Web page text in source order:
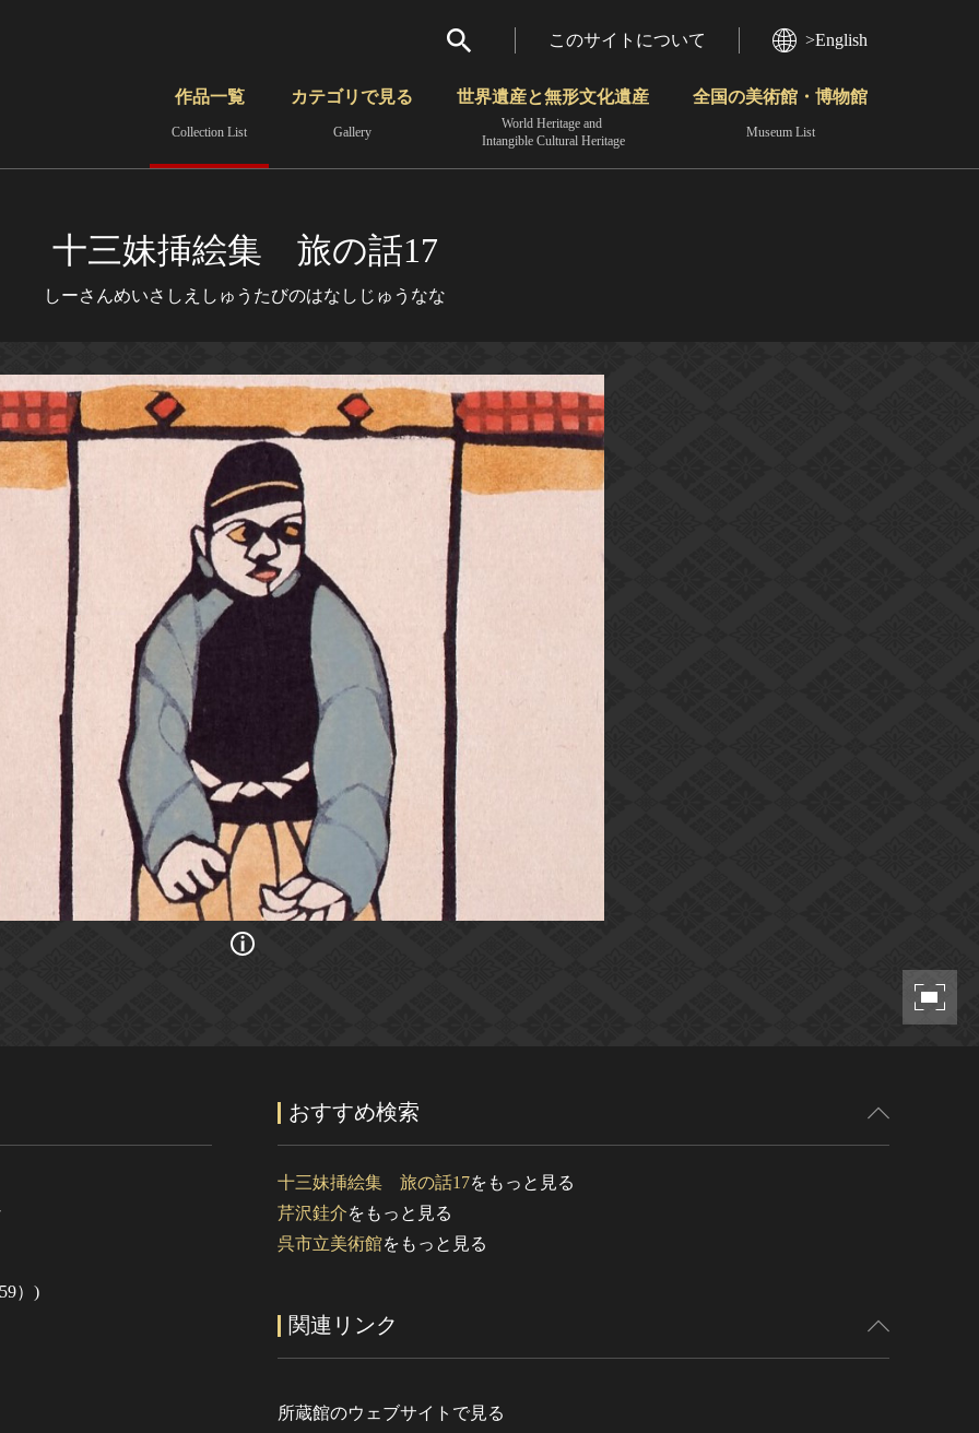
さらに詳細検索
このサイトについて >English
作品一覧
Collection List
カテゴリで見る
Gallery
世界遺産と無形文化遺産
World Heritage and
Intangible Cultural Heritage
全国の美術館・博物館
Museum List
十三妹挿絵集 旅の話17
しーさんめいさしえしゅうたびのはなしじゅうなな
画像の利用条件等に関しては、登録館へお問い合わせください。
）)
おすすめ検索
十三妹挿絵集 旅の話17をもっと見る
芹沢銈介をもっと見る
呉市立美術館をもっと見る
関連リンク
所蔵館のウェブサイトで見る